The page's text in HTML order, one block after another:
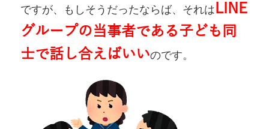
ですが、もしそうだったならば、それは LINE
グループの当事者である子ども同
士で話し合えばいいのです。